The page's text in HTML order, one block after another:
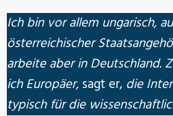
Ich bin vor allem ungarisch,
österreichischer
arbeite aber in Deutschland.
ich Europäer, sagt er, die
typisch für die